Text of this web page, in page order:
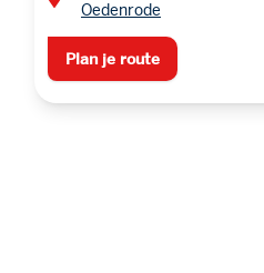
Oedenrode
Plan je route